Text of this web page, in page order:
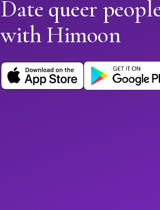
Date queer
with Himoon